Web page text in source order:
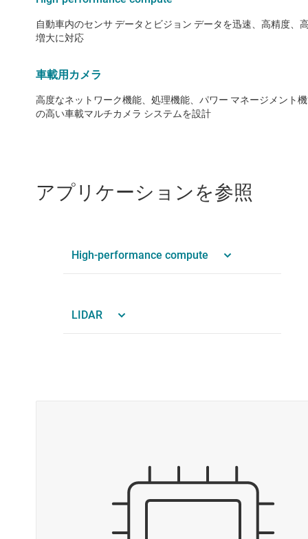
自動車内のセンサ データとビジョン データを迅速、高精度、
増大に対応
車載用カメラ
高度なネットワーク機能、処理機能、パワー マネージメント
の高い車載マルチカメラ システムを設計
アプリケーションを参照
High-performance compute
LIDAR